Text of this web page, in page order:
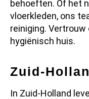
behoeften. Of het
vloerkleden, ons
reiniging.
hygiënisch huis.
Zuid-
In Zuid-Holland